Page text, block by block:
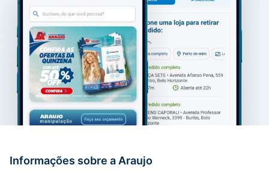
Informações sobre a Araujo